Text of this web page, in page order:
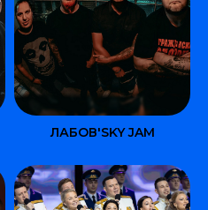
ЛАБОВ'SKY JAM